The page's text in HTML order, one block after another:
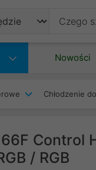
Nowości
Chłodzenie
Control
/ RGB